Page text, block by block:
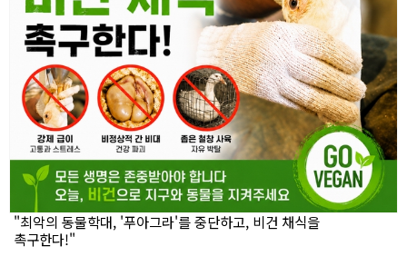
"최악의 동물학대, '푸아그라'를 중단하고, 비건 채식을
촉구한다!"